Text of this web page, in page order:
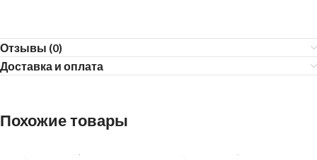
Отзывы (0)
Доставка и оплата
Похожие товары